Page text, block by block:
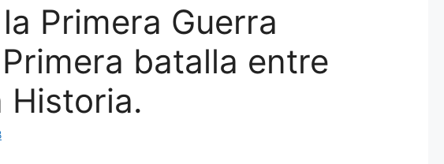
Primera Guerra
batalla entre
Historia.